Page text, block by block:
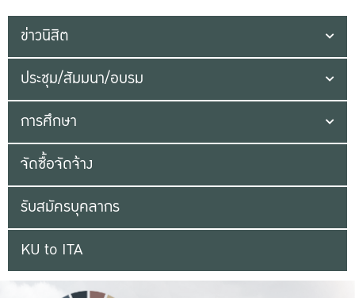
ข่าวนิสิต
ประชุม/สัมมนา/อบรม
การศึกษา
จัดซื้อจัดจ้าง
รับสมัครบุคลากร
KU to ITA